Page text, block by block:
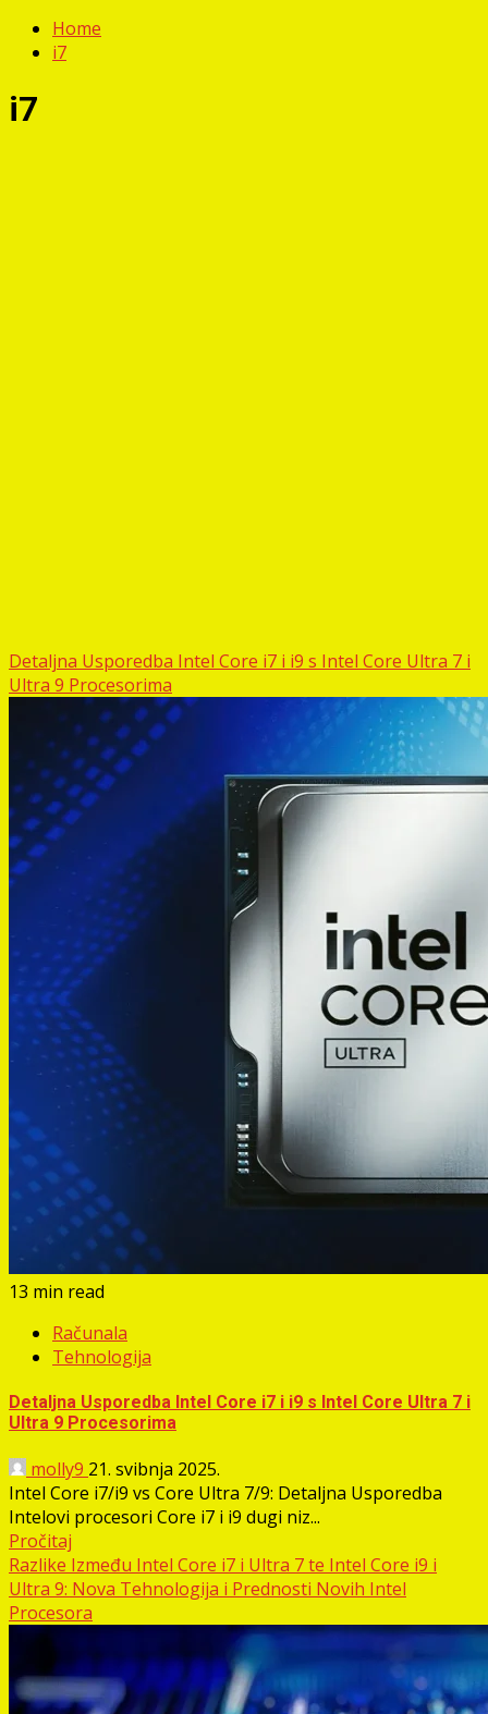
Home
i7
i7
Detaljna Usporedba Intel Core i7 i i9 s Intel Core Ultra 7 i
Ultra 9 Procesorima
13 min read
Računala
Tehnologija
Detaljna Usporedba Intel Core i7 i i9 s Intel Core Ultra 7 i
Ultra 9 Procesorima
molly9 21. svibnja 2025.
Intel Core i7/i9 vs Core Ultra 7/9: Detaljna Usporedba
Intelovi procesori Core i7 i i9 dugi niz...
Pročitaj
Razlike Između Intel Core i7 i Ultra 7 te Intel Core i9 i
Ultra 9: Nova Tehnologija i Prednosti Novih Intel
Procesora